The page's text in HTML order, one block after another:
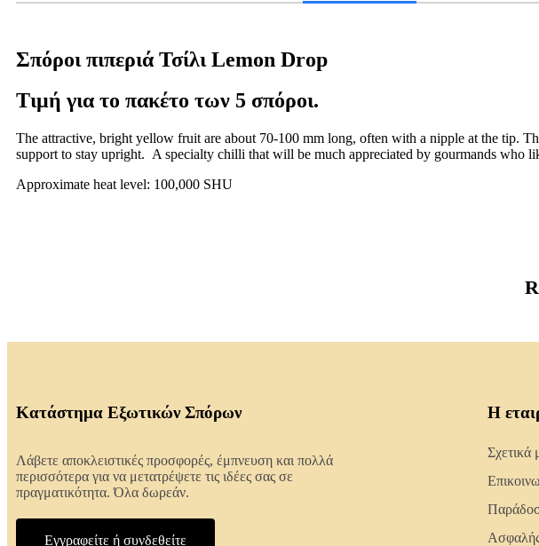
Σπόροι πιπεριά Τσίλι Lemon Drop
Τιμή για το πακέτο των 5 σπόροι.
The attractive, bright yellow fruit are about 70-100 mm long, often with a nipple at the tip.
support to stay upright. A specialty chilli that will be much appreciated by gourmands who
Approximate heat level: 100,000 SHU
Κατάστημα Εξωτικών Σπόρων
Λάβετε αποκλειστικές προσφορές, έμπνευση και πολλά
περισσότερα για να μετατρέψετε τις ιδέες σας σε
πραγματικότητα. Όλα δωρεάν.
Εγγραφείτε ή συνδεθείτε
Η
Σχετικά